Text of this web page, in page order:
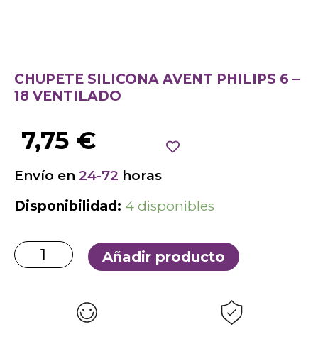
CHUPETE SILICONA AVENT PHILIPS 6 –
18 VENTILADO
7,75 €
Envío en 24-72 horas
Disponibilidad: 4 disponibles
Añadir producto